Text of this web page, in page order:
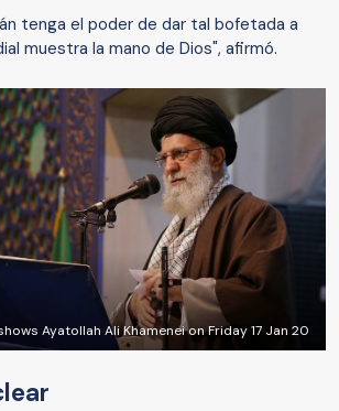
tenga el poder de dar tal bofetada a
muestra la mano de Dios", afirmó.
Ayatollah Ali Khamenei on Friday 17 Jan 20